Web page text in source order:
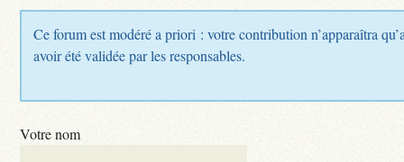
Ce forum est modéré a priori : votre contribution n’apparaîtra
avoir été validée par les responsables.
Votre nom